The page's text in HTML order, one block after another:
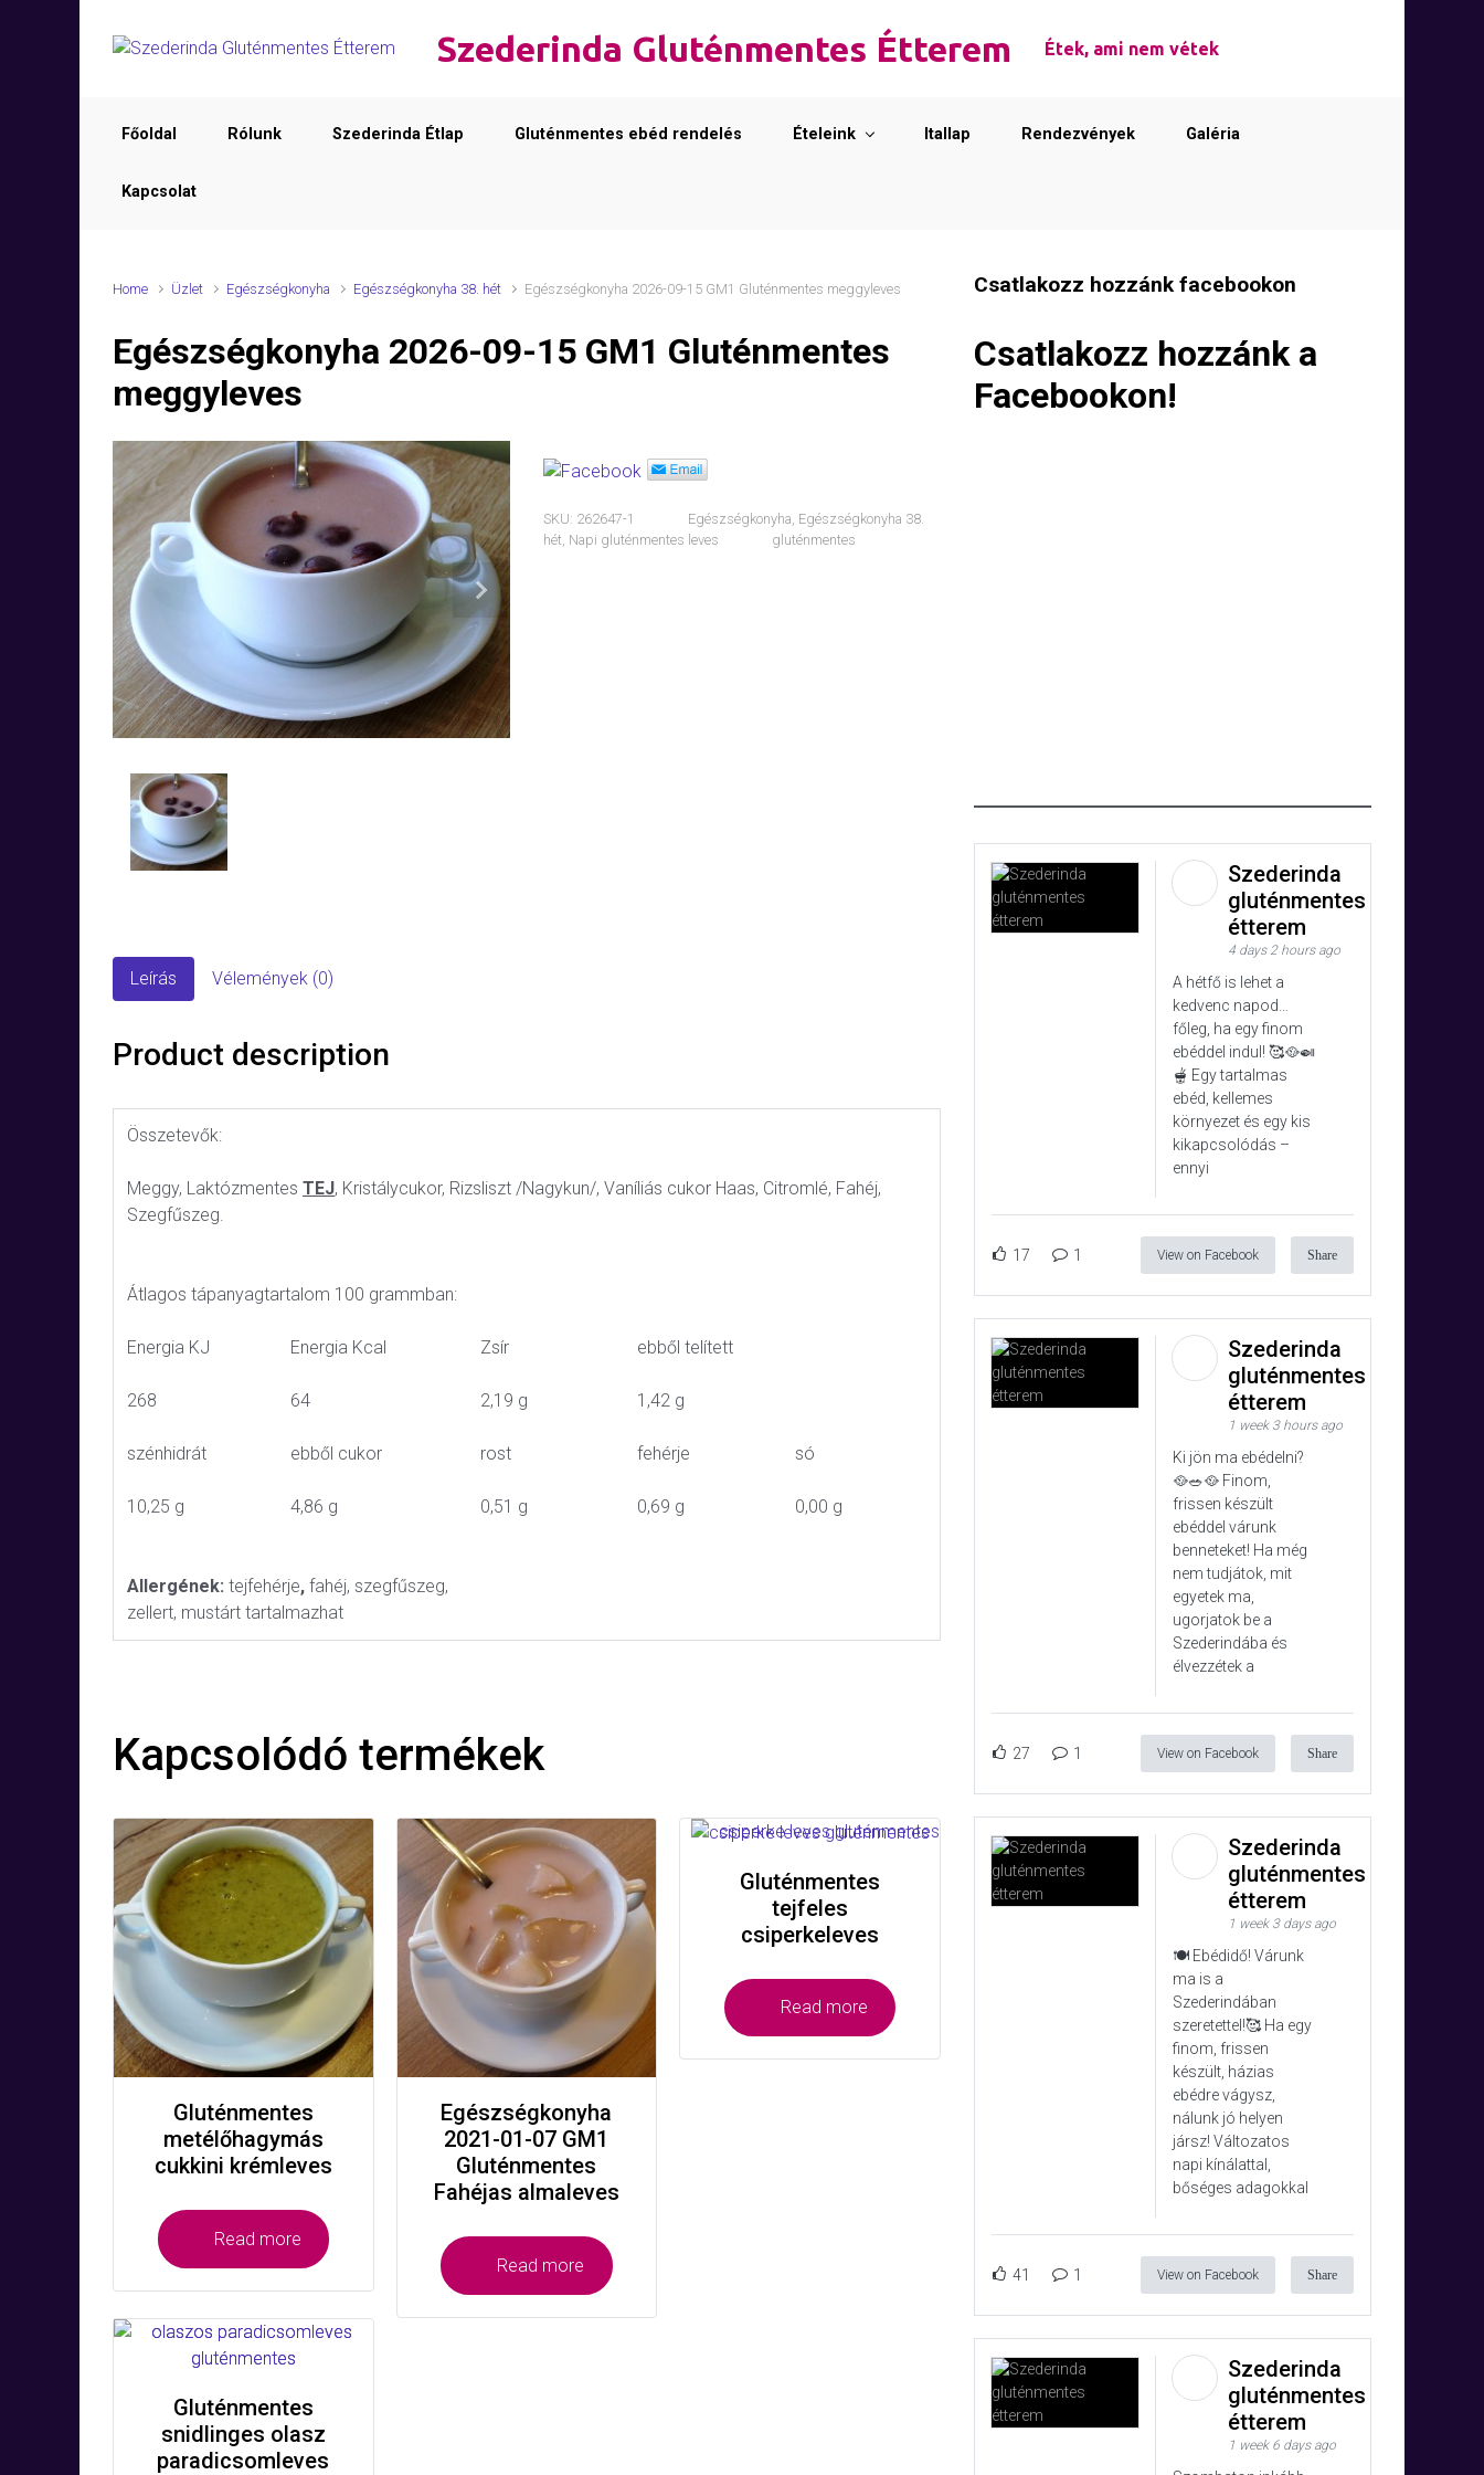
Szederinda Gluténmentes Étterem Étek, ami nem vétek
Főoldal Rólunk Szederinda Étlap Gluténmentes ebéd rendelés Ételeink Itallap Rendezvények Galéria
Kapcsolat
Home Üzlet Egészségkonyha Egészségkonyha 38. hét Egészségkonyha 2026-09-15 GM1 Gluténmentes meggyleves
Egészségkonyha 2026-09-15 GM1 Gluténmentes
meggyleves
Next
SKU: 262647-1 Egészségkonyha, Egészségkonyha 38.
hét, Napi gluténmentes leves gluténmentes
Leírás Vélemények (0)
Product description
Összetevők:
Meggy, Laktózmentes TEJ, Kristálycukor, Rizsliszt /Nagykun/, Vaníliás cukor Haas, Citromlé, Fahéj,
Szegfűszeg.
Átlagos tápanyagtartalom 100 grammban:
Energia KJ Energia Kcal Zsír ebből telített
268 64 2,19 g 1,42 g
szénhidrát ebből cukor rost fehérje só
10,25 g 4,86 g 0,51 g 0,69 g 0,00 g
Allergének: tejfehérje, fahéj, szegfűszeg,
zellert, mustárt tartalmazhat
Kapcsolódó termékek
Gluténmentes
metélőhagymás
cukkini krémleves
Read more
Gluténmentes
snidlinges olasz
paradicsomleves
Egészségkonyha
2021-01-07 GM1
Gluténmentes
Fahéjas almaleves
Read more
Gluténmentes
tejfeles
csiperkeleves
Read more
Csatlakozz hozzánk facebookon
Csatlakozz hozzánk a
Facebookon!
Szederinda
gluténmentes
étterem
4 days 2 hours ago
A hétfő is lehet a
kedvenc napod…
főleg, ha egy finom
ebéddel indul! 🥰🥘🍛
🫕 Egy tartalmas
ebéd, kellemes
környezet és egy kis
kikapcsolódás –
ennyi
17 1 View on Facebook Share
Szederinda
gluténmentes
étterem
1 week 3 hours ago
Ki jön ma ebédelni?
🥘🥗🥘 Finom,
frissen készült
ebéddel várunk
benneteket! Ha még
nem tudjátok, mit
egyetek ma,
ugorjatok be a
Szederindába és
élvezzétek a
27 1 View on Facebook Share
Szederinda
gluténmentes
étterem
1 week 3 days ago
🍽️ Ebédidő! Várunk
ma is a
Szederindában
szeretettel!🥰 Ha egy
finom, frissen
készült, házias
ebédre vágysz,
nálunk jó helyen
jársz! Változatos
napi kínálattal,
bőséges adagokkal
41 1 View on Facebook Share
Szederinda
gluténmentes
étterem
1 week 6 days ago